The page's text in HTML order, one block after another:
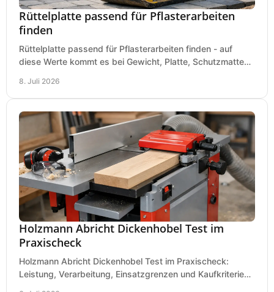
Rüttelplatte passend für Pflasterarbeiten
finden
Rüttelplatte passend für Pflasterarbeiten finden - auf
diese Werte kommt es bei Gewicht, Platte, Schutzmatte
8. Juli 2026
Holzmann Abricht Dickenhobel Test im
Praxischeck
Holzmann Abricht Dickenhobel Test im Praxischeck:
Leistung, Verarbeitung, Einsatzgrenzen und Kaufkriterien